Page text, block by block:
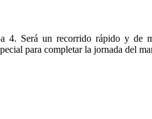
4. Será un recorrido rápido y de
para completar la jornada del